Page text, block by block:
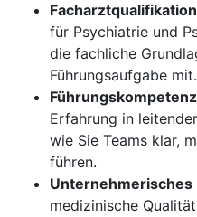
für Psychiatrie und
die fachliche
Führungsaufgabe mit.
Erfahrung in
wie Sie Teams klar,
führen.
Unternehmerisches
medizinische